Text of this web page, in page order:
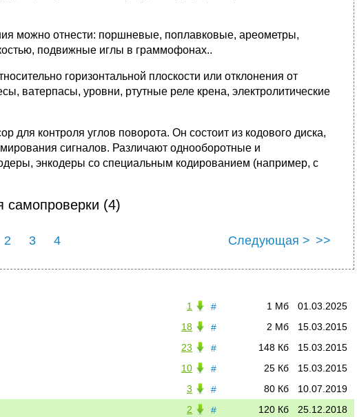
можно отнести: поршневые, поплавковые, ареометры,
подвижные иглы в граммофонах..
горизонтальной плоскости или отклонения от
ватерпасы, уровни, ртутные реле крена, электролитические
для контроля углов поворота. Он состоит из кодового диска,
сигналов. Различают однооборотные и
энкодеры со специальным кодированием (например, с
самопроверки (4)
2 3 4 Следующая > >>
# 01.03.2025
1 Мб
1
#
15.03.2015
2 Мб
18
#
15.03.2015
148 Кб
23
#
15.03.2015
25 Кб
10
#
10.07.2019
80 Кб
3
#
25.12.2018
120 Кб
2